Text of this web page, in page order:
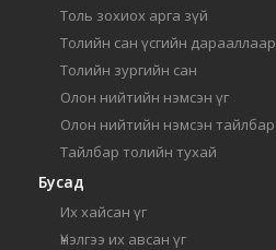
Толь зохиох арга зүй
Толийн сан үсгийн дарааллаар
Толийн зургийн сан
Олон нийтийн нэмсэн үг
Олон нийтийн нэмсэн тайлбар
Тайлбар толийн тухай
Бусад
Их хайсан үг
Үнэлгээ их авсан үг